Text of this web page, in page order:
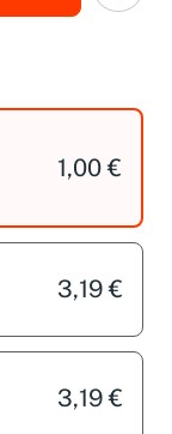
1,00 €
3,19 €
3,19 €